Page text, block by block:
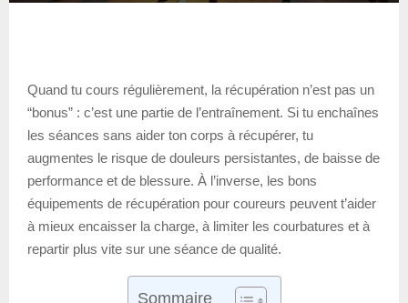
Quand tu cours régulièrement, la récupération n’est pas un
“bonus” : c’est une partie de l’entraînement. Si tu enchaînes
les séances sans aider ton corps à récupérer, tu
augmentes le risque de douleurs persistantes, de baisse de
performance et de blessure. À l’inverse, les bons
équipements de récupération pour coureurs peuvent t’aider
à mieux encaisser la charge, à limiter les courbatures et à
repartir plus vite sur une séance de qualité.
Sommaire